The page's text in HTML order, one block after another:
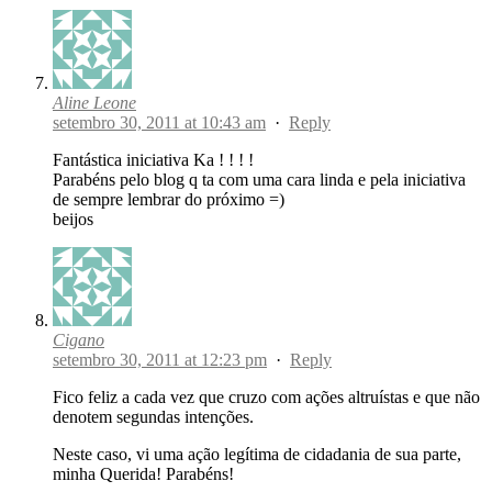
Aline Leone
setembro 30, 2011 at 10:43 am · Reply
Fantástica iniciativa Ka ! ! ! !
Parabéns pelo blog q ta com uma cara linda e pela iniciativa
de sempre lembrar do próximo =)
beijos
Cigano
setembro 30, 2011 at 12:23 pm · Reply
Fico feliz a cada vez que cruzo com ações altruístas e que não
denotem segundas intenções.
Neste caso, vi uma ação legítima de cidadania de sua parte,
minha Querida! Parabéns!